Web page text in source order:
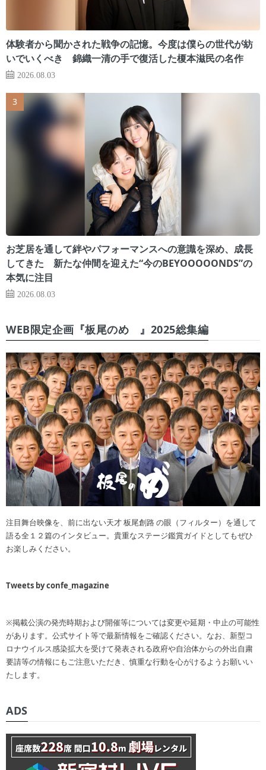
体験者から聞かされた戦争の記憶。今度は僕らの世代が紡
いでいくべき 錦織一清の手で復活した榎本滋民の名作
2026.08.03
お芝居を通して絆やパフォーマンスへの意識を深め、成長
してきた 新たな仲間を迎えた“今のBEYOOOOONDS”の
本気に注目
2026.08.03
WEB限定企画『板尾のめ゙』2025総集編
注目舞台映像を、前に出ない天才 板尾創路 の眼（フィルター）を通して
語る全１２篇のインタビュー。貴重なステージ鑑賞ガイドとしてもぜひ
お楽しみください。
Tweets by confe_magazine
※掲載公演の発売時期および開催等については変更や延期・中止の可能性
があります。公式サイト等で最新情報をご確認ください。なお、新型コ
ロナウイルス感染拡大を受けて発表される政府や自治体からの外出自粛
要請等の情報にもご注意いただき、慎重な行動を心がけるようお願いい
たします。
ADS